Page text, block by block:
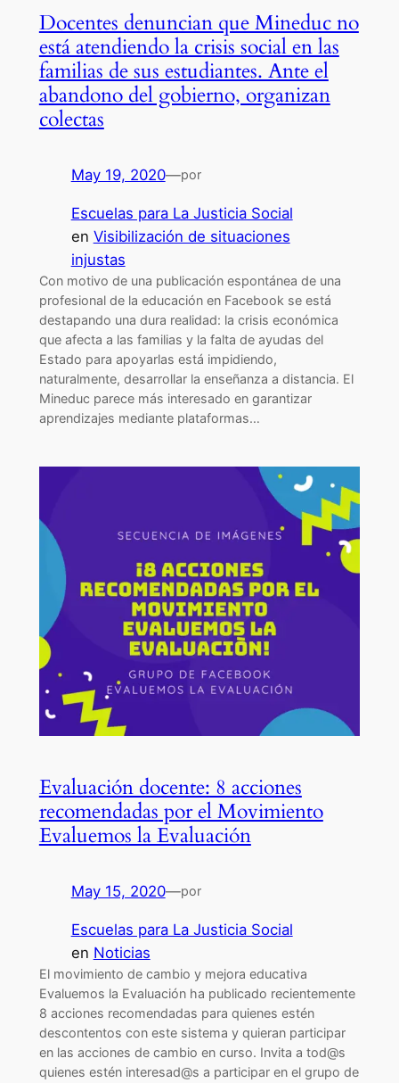
Docentes denuncian que Mineduc no
está atendiendo la crisis social en las
familias de sus estudiantes. Ante el
abandono del gobierno, organizan
colectas
May 19, 2020—por
Escuelas para La Justicia Social
en Visibilización de situaciones
injustas
Con motivo de una publicación espontánea de una
profesional de la educación en Facebook se está
destapando una dura realidad: la crisis económica
que afecta a las familias y la falta de ayudas del
Estado para apoyarlas está impidiendo,
naturalmente, desarrollar la enseñanza a distancia. El
Mineduc parece más interesado en garantizar
aprendizajes mediante plataformas…
Evaluación docente: 8 acciones
recomendadas por el Movimiento
Evaluemos la Evaluación
May 15, 2020—por
Escuelas para La Justicia Social
en Noticias
El movimiento de cambio y mejora educativa
Evaluemos la Evaluación ha publicado recientemente
8 acciones recomendadas para quienes estén
descontentos con este sistema y quieran participar
en las acciones de cambio en curso. Invita a tod@s
quienes estén interesad@s a participar en el grupo de